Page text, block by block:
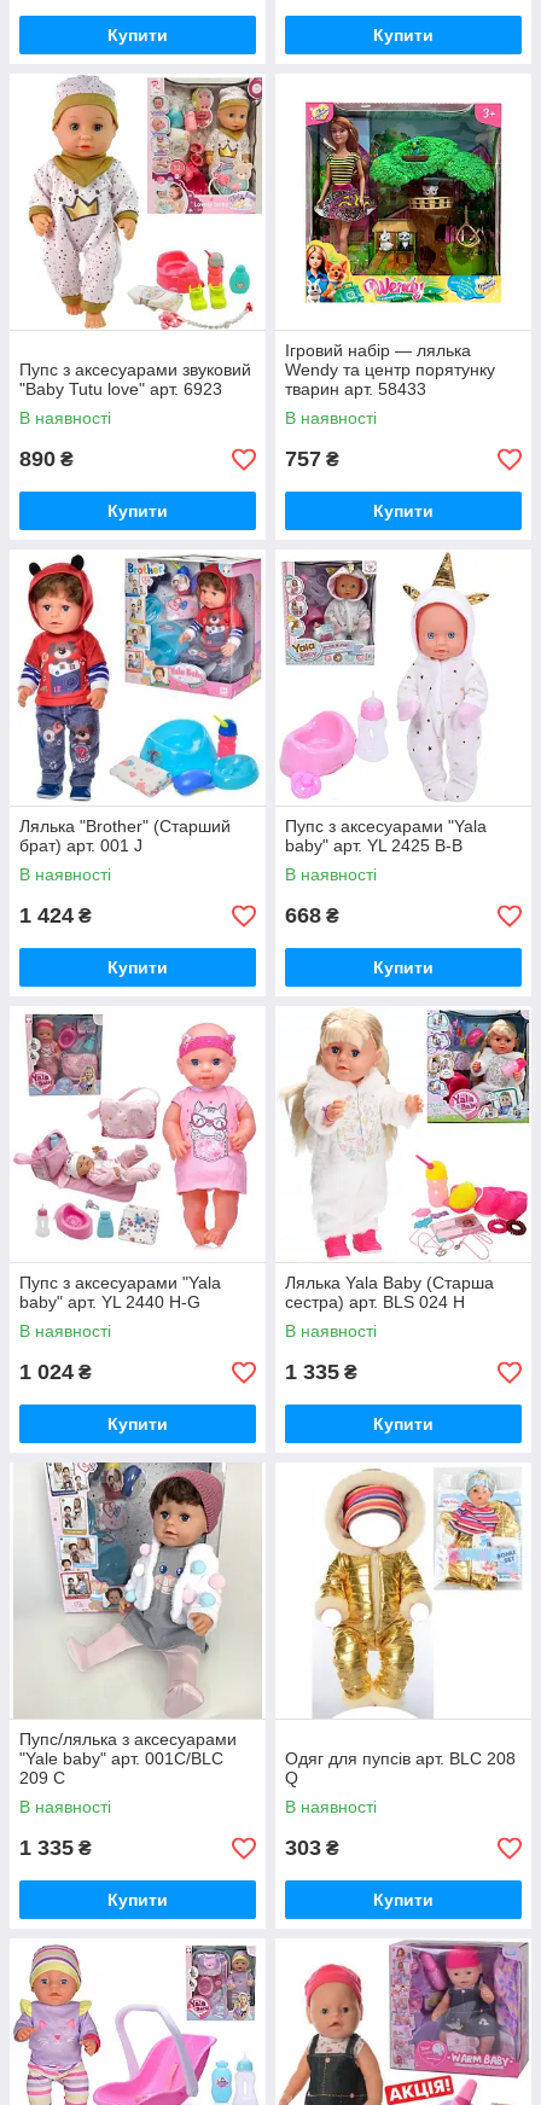
Купити Купити
Пупс з аксесуарами звуковий
"Baby Tutu love" арт. 6923
В наявності
890 ₴
Купити
Ігровий набір — лялька
Wendy та центр порятунку
тварин арт. 58433
В наявності
757 ₴
Купити
Лялька "Brother" (Старший
брат) арт. 001 J
В наявності
1 424 ₴
Купити
Пупс з аксесуарами "Yala
baby" арт. YL 2425 B-B
В наявності
668 ₴
Купити
Пупс з аксесуарами "Yala
baby" арт. YL 2440 H-G
В наявності
1 024 ₴
Купити
Лялька Yala Baby (Старша
сестра) арт. BLS 024 H
В наявності
1 335 ₴
Купити
Пупс/лялька з аксесуарами
"Yale baby" арт. 001C/BLC
209 C
В наявності
1 335 ₴
Купити
Одяг для пупсів арт. BLC 208
Q
В наявності
303 ₴
Купити